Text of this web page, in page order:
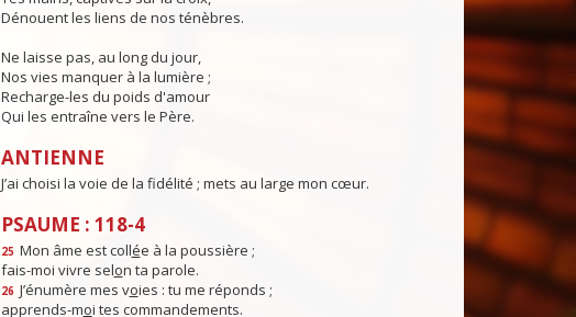
Dénouent les liens de nos ténèbres.
Ne laisse pas, au long du jour,
Nos vies manquer à la lumière ;
Recharge-les du poids d'amour
Qui les entraîne vers le Père.
ANTIENNE
J’ai choisi la voie de la fidélité ; mets au large mon cœur.
PSAUME : 118-4
25 Mon âme est collée à la poussière ;
fais-moi vivre selon ta parole.
26 J’énumère mes voies : tu me réponds ;
apprends-moi tes commandements.